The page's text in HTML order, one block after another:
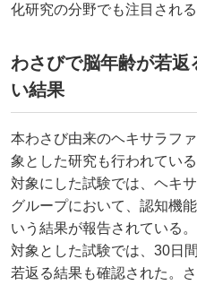
化研究の分野でも注目され
わさびで脳年齢が若
い結果
本わさび由来のヘキサラフ
象とした研究も行われてい
対象にした試験では、ヘキ
グループにおいて、認知機
いう結果が報告されている
対象とした試験では、30日
若返る結果も確認された。